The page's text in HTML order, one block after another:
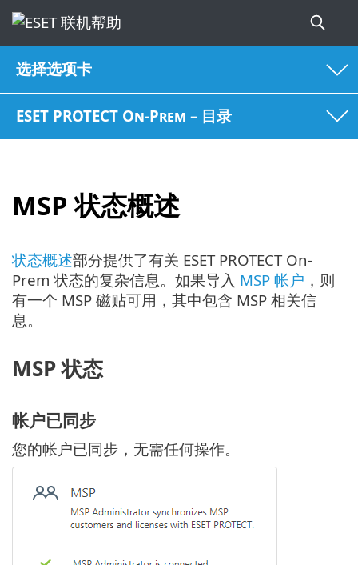
选择选项卡
ESET PROTECT On-Prem – 目录
MSP 状态概述
状态概述部分提供了有关 ESET PROTECT On-
Prem 状态的复杂信息。如果导入 MSP 帐户 ，则
有一个 MSP 磁贴可用，其中包含 MSP 相关信
息。
MSP 状态
帐户已同步
您的帐户已同步，无需任何操作。